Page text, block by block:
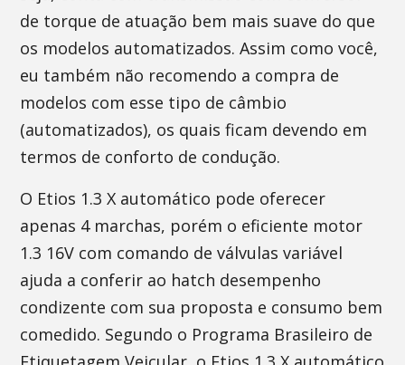
de torque de atuação bem mais suave do que
os modelos automatizados. Assim como você,
eu também não recomendo a compra de
modelos com esse tipo de câmbio
(automatizados), os quais ficam devendo em
termos de conforto de condução.
O Etios 1.3 X automático pode oferecer
apenas 4 marchas, porém o eficiente motor
1.3 16V com comando de válvulas variável
ajuda a conferir ao hatch desempenho
condizente com sua proposta e consumo bem
comedido. Segundo o Programa Brasileiro de